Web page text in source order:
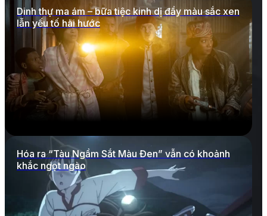
Dinh thự ma ám – bữa tiệc kinh dị đầy màu sắc xen
lẫn yếu tố hài hước
Hóa ra “Tàu Ngầm Sắt Màu Đen” vẫn có khoảnh
khắc ngọt ngào